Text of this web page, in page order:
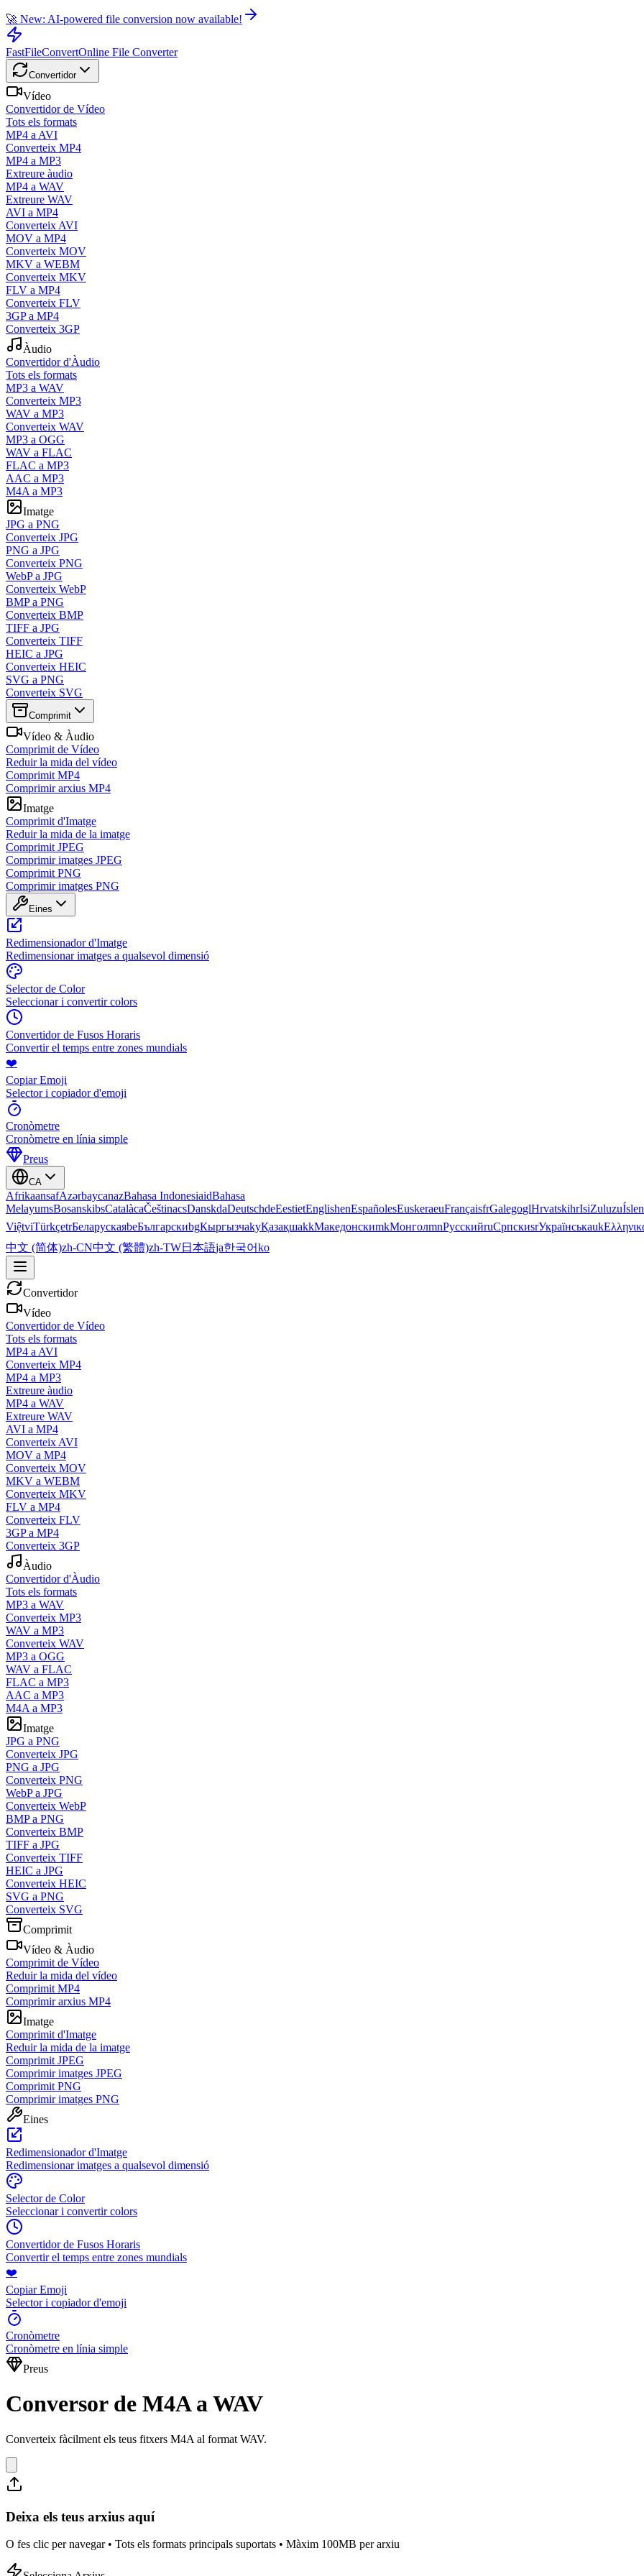
🚀 New: AI-powered file conversion now available!
FastFileConvertOnline File Converter
Convertidor
Vídeo
Convertidor de Vídeo
Tots els formats
MP4 a AVI
Converteix MP4
MP4 a MP3
Extreure àudio
MP4 a WAV
Extreure WAV
AVI a MP4
Converteix AVI
MOV a MP4
Converteix MOV
MKV a WEBM
Converteix MKV
FLV a MP4
Converteix FLV
3GP a MP4
Converteix 3GP
Àudio
Convertidor d'Àudio
Tots els formats
MP3 a WAV
Converteix MP3
WAV a MP3
Converteix WAV
MP3 a OGG
WAV a FLAC
FLAC a MP3
AAC a MP3
M4A a MP3
Imatge
JPG a PNG
Converteix JPG
PNG a JPG
Converteix PNG
WebP a JPG
Converteix WebP
BMP a PNG
Converteix BMP
TIFF a JPG
Converteix TIFF
HEIC a JPG
Converteix HEIC
SVG a PNG
Converteix SVG
Comprimit
Vídeo & Àudio
Comprimit de Vídeo
Reduir la mida del vídeo
Comprimit MP4
Comprimir arxius MP4
Imatge
Comprimit d'Imatge
Reduir la mida de la imatge
Comprimit JPEG
Comprimir imatges JPEG
Comprimit PNG
Comprimir imatges PNG
Eines
Redimensionador d'Imatge
Redimensionar imatges a qualsevol dimensió
Selector de Color
Seleccionar i convertir colors
Convertidor de Fusos Horaris
Convertir el temps entre zones mundials
❤️
Copiar Emoji
Selector i copiador d'emoji
Cronòmetre
Cronòmetre en línia simple
Preus
CA
AfrikaansafAzərbaycanazBahasa IndonesiaidBahasa
MelayumsBosanskibsCatalàcaČeštinacsDanskdaDeutschdeEestietEnglishenEspañolesEuskeraeuFrançaisfrGalegoglHrvatskihrIsiZuluzu
ViệtviTürkçetrБеларускаяbeБългарскиbgКыргызчаkyҚазақшаkkМакедонскиmkМонголmnРусскийruСрпскиsrУкраїнськаuk
中文 (简体)zh-CN中文 (繁體)zh-TW日本語ja한국어ko
Convertidor
Vídeo
Convertidor de Vídeo
Tots els formats
MP4 a AVI
Converteix MP4
MP4 a MP3
Extreure àudio
MP4 a WAV
Extreure WAV
AVI a MP4
Converteix AVI
MOV a MP4
Converteix MOV
MKV a WEBM
Converteix MKV
FLV a MP4
Converteix FLV
3GP a MP4
Converteix 3GP
Àudio
Convertidor d'Àudio
Tots els formats
MP3 a WAV
Converteix MP3
WAV a MP3
Converteix WAV
MP3 a OGG
WAV a FLAC
FLAC a MP3
AAC a MP3
M4A a MP3
Imatge
JPG a PNG
Converteix JPG
PNG a JPG
Converteix PNG
WebP a JPG
Converteix WebP
BMP a PNG
Converteix BMP
TIFF a JPG
Converteix TIFF
HEIC a JPG
Converteix HEIC
SVG a PNG
Converteix SVG
Comprimit
Vídeo & Àudio
Comprimit de Vídeo
Reduir la mida del vídeo
Comprimit MP4
Comprimir arxius MP4
Imatge
Comprimit d'Imatge
Reduir la mida de la imatge
Comprimit JPEG
Comprimir imatges JPEG
Comprimit PNG
Comprimir imatges PNG
Eines
Redimensionador d'Imatge
Redimensionar imatges a qualsevol dimensió
Selector de Color
Seleccionar i convertir colors
Convertidor de Fusos Horaris
Convertir el temps entre zones mundials
❤️
Copiar Emoji
Selector i copiador d'emoji
Cronòmetre
Cronòmetre en línia simple
Preus
Conversor de M4A a WAV
Converteix fàcilment els teus fitxers M4A al format WAV.
Deixa els teus arxius aquí
O fes clic per navegar • Tots els formats principals suportats • Màxim 100MB per arxiu